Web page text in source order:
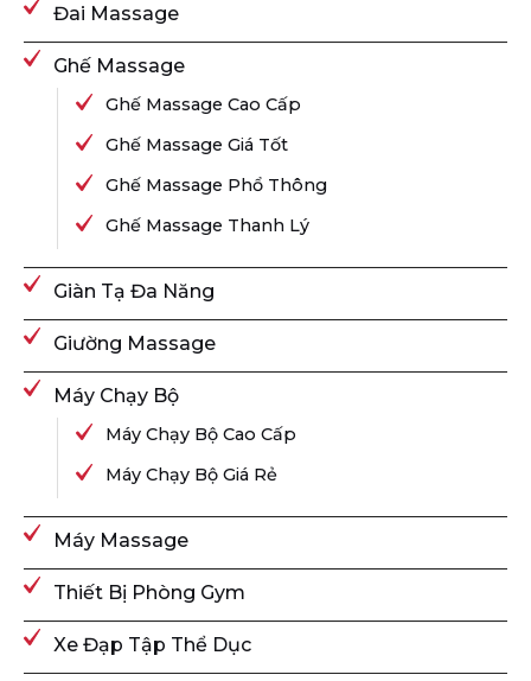
Đai Massage
Ghế Massage
Ghế Massage Cao Cấp
Ghế Massage Giá Tốt
Ghế Massage Phổ Thông
Ghế Massage Thanh Lý
Giàn Tạ Đa Năng
Giường Massage
Máy Chạy Bộ
Máy Chạy Bộ Cao Cấp
Máy Chạy Bộ Giá Rẻ
Máy Massage
Thiết Bị Phòng Gym
Xe Đạp Tập Thể Dục